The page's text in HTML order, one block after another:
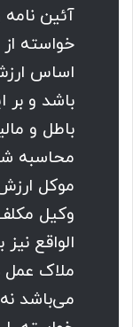
آئین
خواسته
اساس
باشد و
باطل و
محاسبه
موکل
وکیل
الواقع
ملاک عمل
می‌باشد